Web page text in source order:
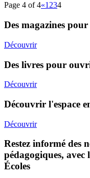
Page 4 of 4«1 234
Des magazines
Découvrir
Des livres pour
Découvrir
Découvrir l'espace
Découvrir
Restez informé des
pédagogiques,
Écoles